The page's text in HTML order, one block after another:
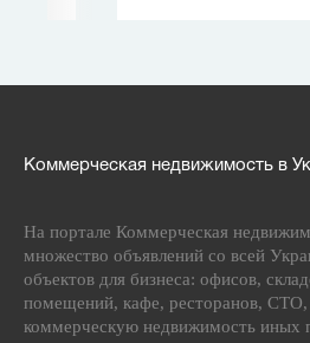
Коммерческая недвижимость в
На портале Коммерческая
множество объявлений со всей
объектов для бизнеса: офисов,
помещений, кафе, ресторанов, СТО,
коммерческую недвижимость иных